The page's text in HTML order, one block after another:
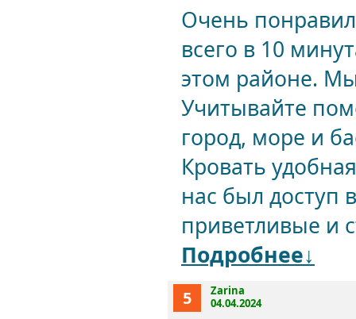
Очень
всего в 10
этом районе.
Учитывайте
город, море и
Кровать
нас был доступ
приветливые и
Подробнее↓
5
Zarina
04.04.2024